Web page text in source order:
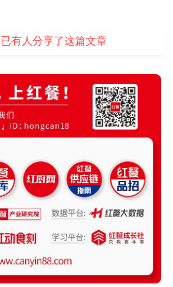
已有人分享了这篇文章